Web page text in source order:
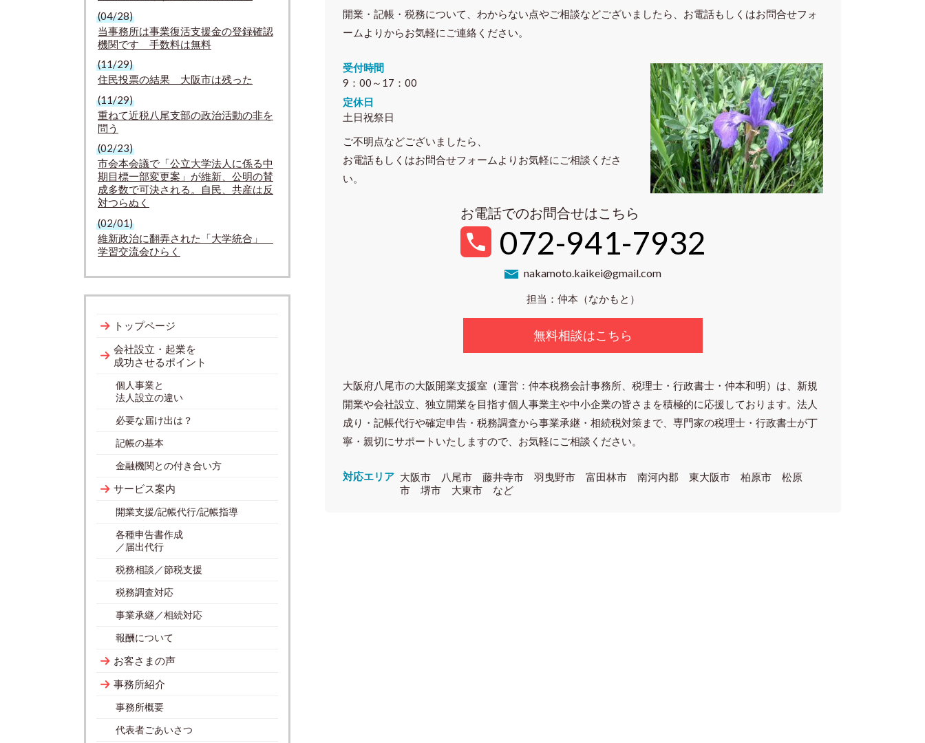
開業・記帳・税務について、わからない点やご相談などございましたら、お電話もしくはお問合せフォ
ームよりからお気軽にご連絡ください。
受付時間
9：00～17：00
定休日
土日祝祭日
ご不明点などございましたら、
お電話もしくはお問合せフォームよりお気軽にご相談くださ
い。
お電話でのお問合せはこちら
072-941-7932
nakamoto.kaikei@gmail.com
担当：仲本（なかもと）
無料相談はこちら
大阪府八尾市の大阪開業支援室（運営：仲本税務会計事務所、税理士・行政書士・仲本和明）は、新規
開業や会社設立、独立開業を目指す個人事業主や中小企業の皆さまを積極的に応援しております。法人
成り・記帳代行や確定申告・税務調査から事業承継・相続税対策まで、専門家の税理士・行政書士が丁
寧・親切にサポートいたしますので、お気軽にご相談ください。
対応エリア 大阪市 八尾市 藤井寺市 羽曳野市 富田林市 南河内郡 東大阪市 柏原市 松原
市 堺市 大東市 など
(04/28)
当事務所は事業復活支援金の登録確認
機関です 手数料は無料
(11/29)
住民投票の結果 大阪市は残った
(11/29)
重ねて近税八尾支部の政治活動の非を
問う
(02/23)
市会本会議で「公立大学法人に係る中
期目標一部変更案」が維新、公明の賛
成多数で可決される。自民、共産は反
対つらぬく
(02/01)
維新政治に翻弄された「大学統合」
学習交流会ひらく
トップページ
会社設立・起業を
成功させるポイント
個人事業と
法人設立の違い
必要な届け出は？
記帳の基本
金融機関との付き合い方
サービス案内
開業支援/記帳代行/記帳指導
各種申告書作成
／届出代行
税務相談／節税支援
税務調査対応
事業承継／相続対応
報酬について
お客さまの声
事務所紹介
事務所概要
代表者ごあいさつ